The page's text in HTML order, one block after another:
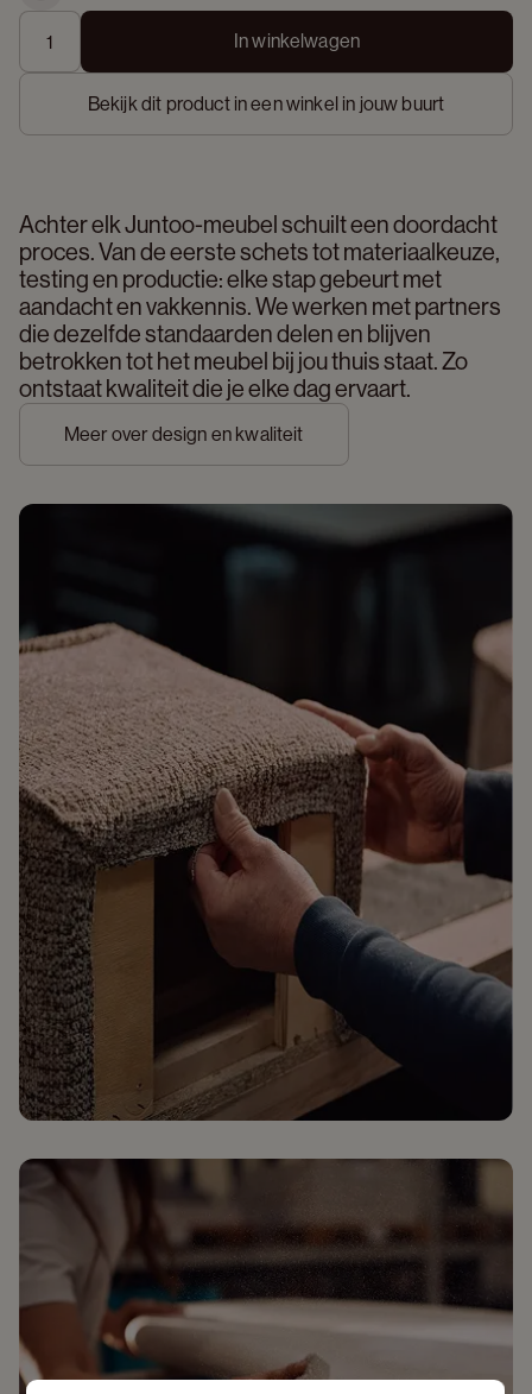
In winkelwagen
Bekijk dit product in een winkel in jouw buurt
Achter elk Juntoo-meubel schuilt een doordacht
proces. Van de eerste schets tot materiaalkeuze,
testing en productie: elke stap gebeurt met
aandacht en vakkennis. We werken met partners
die dezelfde standaarden delen en blijven
betrokken tot het meubel bij jou thuis staat. Zo
ontstaat kwaliteit die je elke dag ervaart.
Meer over design en kwaliteit